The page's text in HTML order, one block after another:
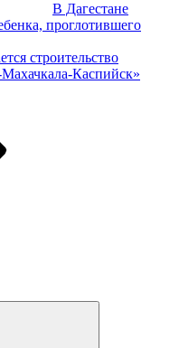
В Дагестане
проглотившего
строительство
Каспийск»